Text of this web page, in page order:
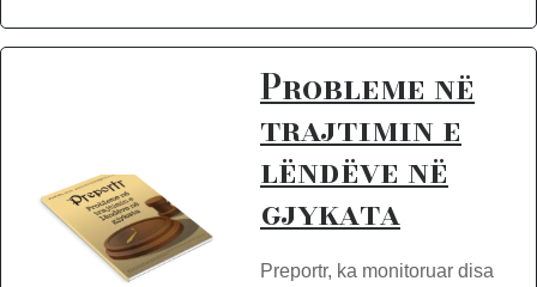
Probleme në
trajtimin e
lëndëve në
gjykata
Preportr, ka monitoruar disa